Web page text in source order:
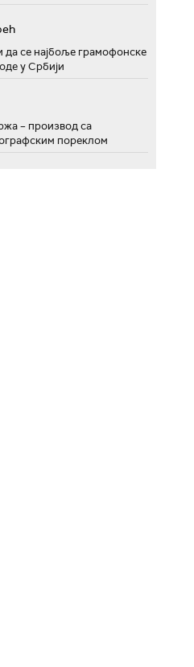
да се најбоље грамофонске
у Србији
– производ са
пореклом